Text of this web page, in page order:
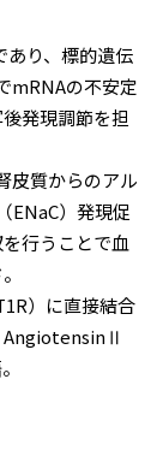
あり、標的遺伝
mRNAの不安定
発現調節を担
皮質からのアル
ENaC）発現促
行うことで血
）に直接結合
AngiotensinⅡ